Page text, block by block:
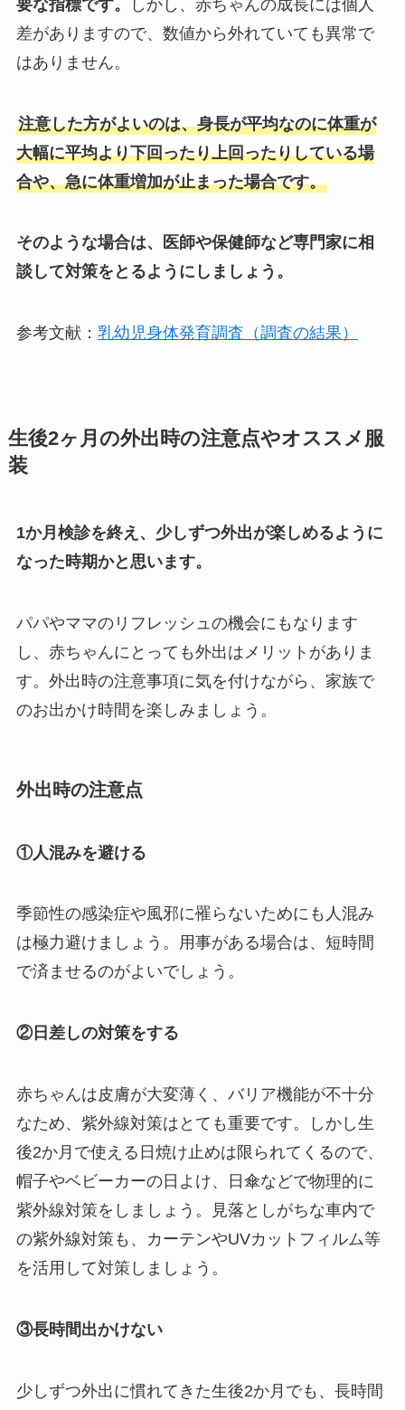
要な指標です。
しかし、赤ちゃんの成長には個人
差がありますので、数値から外れていても異常で
はありません。
注意した方がよいのは、身長が平均なのに体重が
大幅に平均より下回ったり上回ったりしている場
合や、急に体重増加が止まった場合です。
そのような場合は、医師や保健師など専門家に相
談して対策をとるようにしましょう。
参考文献： 乳幼児身体発育調査（調査の結果）
生後2ヶ月の外出時の注意点やオススメ服
装
1か月検診を終え、少しずつ外出が楽しめるように
なった時期かと思います。
パパやママのリフレッシュの機会にもなります
し、赤ちゃんにとっても外出はメリットがありま
す。外出時の注意事項に気を付けながら、家族で
のお出かけ時間を楽しみましょう。
外出時の注意点
①人混みを避ける
季節性の感染症や風邪に罹らないためにも人混み
は極力避けましょう。用事がある場合は、短時間
で済ませるのがよいでしょう。
②日差しの対策をする
赤ちゃんは皮膚が大変薄く、バリア機能が不十分
なため、紫外線対策はとても重要です。しかし生
後2か月で使える日焼け止めは限られてくるので、
帽子やベビーカーの日よけ、日傘などで物理的に
紫外線対策をしましょう。見落としがちな車内で
の紫外線対策も、カーテンやUVカットフィルム等
を活用して対策しましょう。
③長時間出かけない
少しずつ外出に慣れてきた生後2か月でも、長時間